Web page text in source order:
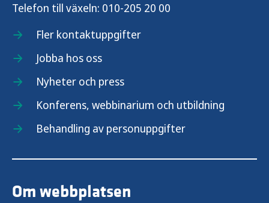
Telefon till växeln: 010-205 20 00
Fler kontaktuppgifter
Jobba hos oss
Nyheter och press
Konferens, webbinarium och utbildning
Behandling av personuppgifter
Om webbplatsen